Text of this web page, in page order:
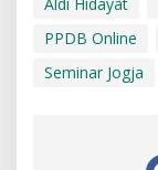
PPDB Online
Seminar Jogja